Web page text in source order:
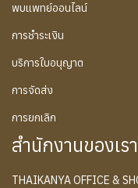
พบแพทย์ออนไลน์
การชำระเงิน
บริการใบอนุญาต
การจัดส่ง
การยกเลิก
สำนักงานของเรา
THAIKANYA OFFICE &